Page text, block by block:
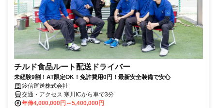
チルド食品ルート配送ドライバー
未経験9割！AT限定OK！免許費用0円！最新安全装備で安心
鈴信運送株式会社
交通・アクセス 寒川ICから車で3分
年俸4,000,000円～5,400,000円